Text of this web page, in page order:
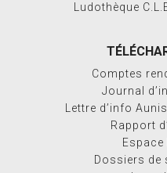
Ludothèque
Comptes
Journal
Lettre d’info
Rapport
Espace
Dossiers de